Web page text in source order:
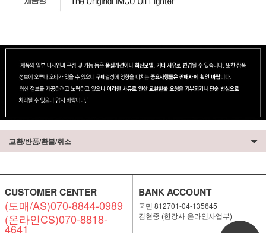
교환/반품/환불/취소
CUSTOMER CENTER
(도매/AS)070-8844-0989
(온라인CS)070-8818-
4641
BANK ACCOUNT
국민 812701-04-135645
김현중 (한강사 온라인사업부)